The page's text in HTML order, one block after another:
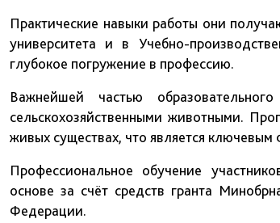
Практические навыки работы они
университета и в Учебно-
глубокое погружение в профессию.
Важнейшей частью
сельскохозяйственными животными.
живых существах, что является
Профессиональное обучение
основе за счёт средств гранта
Федерации.